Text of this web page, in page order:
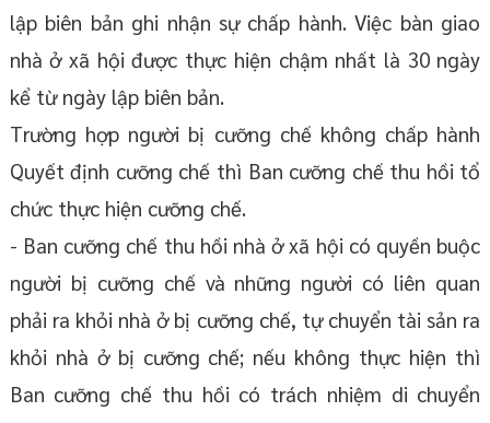
lập biên bản ghi nhận sự chấp hành. Việc bàn giao
nhà ở xã hội được thực hiện chậm nhất là 30 ngày
kể từ ngày lập biên bản.
Trường hợp người bị cưỡng chế không chấp hành
Quyết định cưỡng chế thì Ban cưỡng chế thu hồi tổ
chức thực hiện cưỡng chế.
- Ban cưỡng chế thu hồi nhà ở xã hội có quyền buộc
người bị cưỡng chế và những người có liên quan
phải ra khỏi nhà ở bị cưỡng chế, tự chuyển tài sản ra
khỏi nhà ở bị cưỡng chế; nếu không thực hiện thì
Ban cưỡng chế thu hồi có trách nhiệm di chuyển